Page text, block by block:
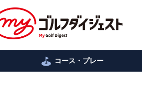
コース・プレー